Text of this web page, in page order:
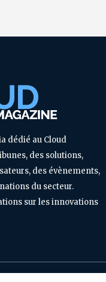
dédié au Cloud
des solutions,
des évènements,
du secteur.
sur les innovations